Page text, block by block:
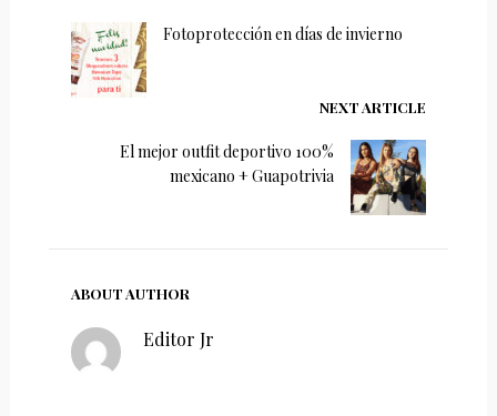
Fotoprotección en días de invierno
NEXT ARTICLE
El mejor outfit deportivo 100%
mexicano + Guapotrivia
ABOUT AUTHOR
Editor Jr